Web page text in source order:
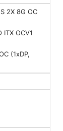
2X 8G OC
ITX OCV1
(1xDP,